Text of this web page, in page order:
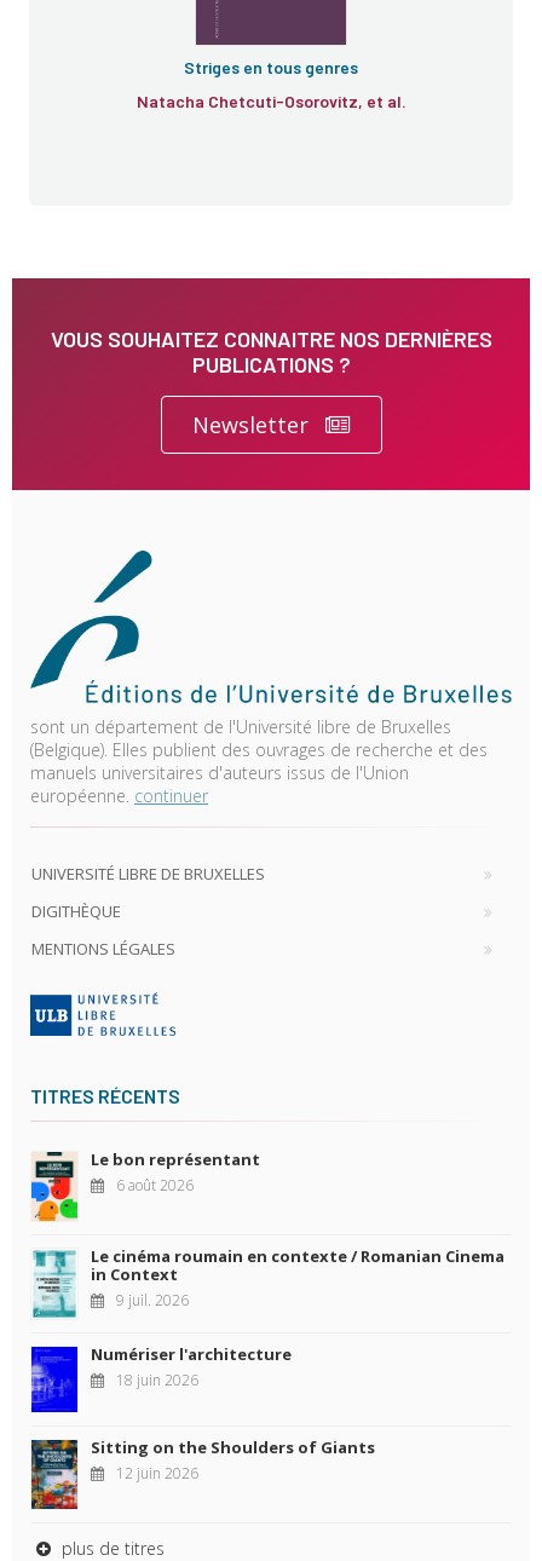
Striges en tous genres
Natacha Chetcuti-Osorovitz, et al.
VOUS SOUHAITEZ CONNAITRE NOS DERNIÈRES
PUBLICATIONS ?
Newsletter
sont un département de l'Université libre de Bruxelles
(Belgique). Elles publient des ouvrages de recherche et des
manuels universitaires d'auteurs issus de l'Union
européenne. continuer
UNIVERSITÉ LIBRE DE BRUXELLES
DIGITHÈQUE
MENTIONS LÉGALES
TITRES RÉCENTS
Le bon représentant
6 août 2026
Le cinéma roumain en contexte / Romanian Cinema
in Context
9 juil. 2026
Numériser l'architecture
18 juin 2026
Sitting on the Shoulders of Giants
12 juin 2026
plus de titres